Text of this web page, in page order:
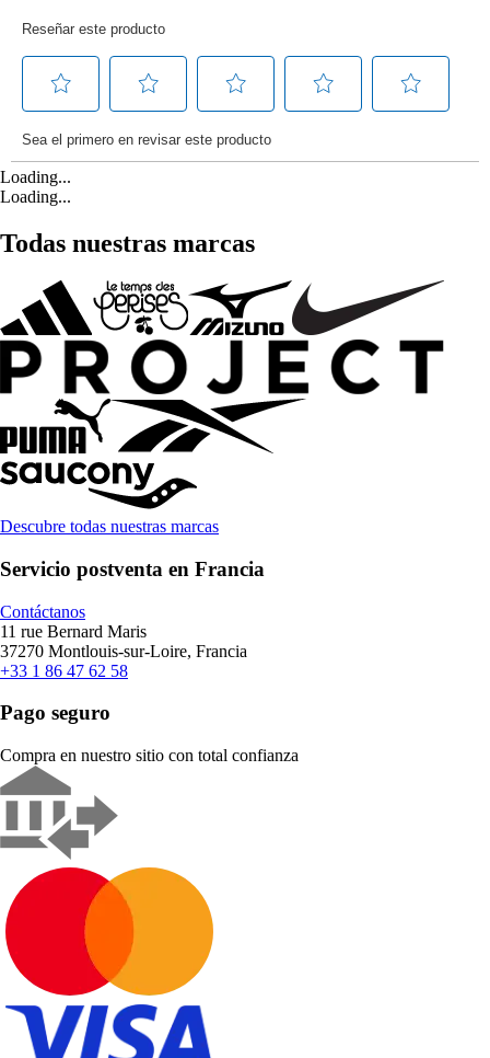
Loading...
Loading...
Todas nuestras marcas
Descubre todas nuestras marcas
Servicio postventa en Francia
Contáctanos
11 rue Bernard Maris
37270 Montlouis-sur-Loire, Francia
+33 1 86 47 62 58
Pago seguro
Compra en nuestro sitio con total confianza